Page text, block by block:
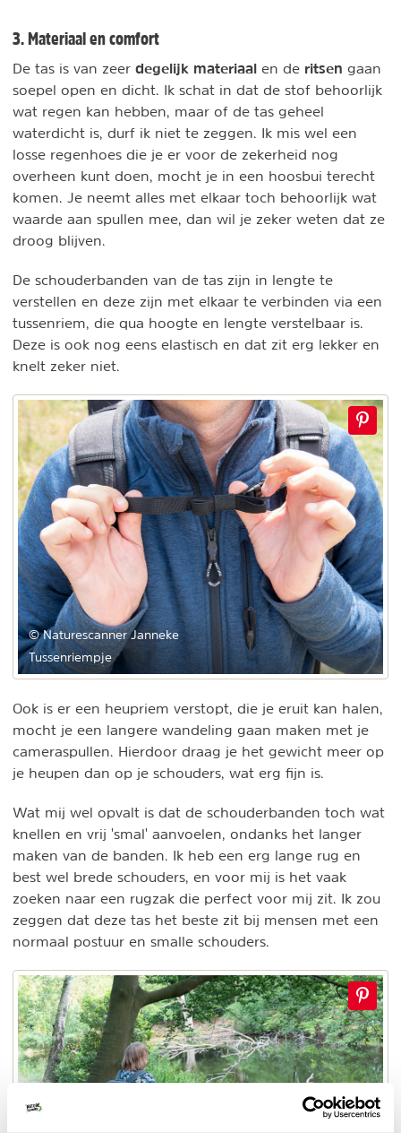
3. Materiaal en comfort
De tas is van zeer degelijk materiaal en de ritsen gaan
soepel open en dicht. Ik schat in dat de stof behoorlijk
wat regen kan hebben, maar of de tas geheel
waterdicht is, durf ik niet te zeggen. Ik mis wel een
losse regenhoes die je er voor de zekerheid nog
overheen kunt doen, mocht je in een hoosbui terecht
komen. Je neemt alles met elkaar toch behoorlijk wat
waarde aan spullen mee, dan wil je zeker weten dat ze
droog blijven.
De schouderbanden van de tas zijn in lengte te
verstellen en deze zijn met elkaar te verbinden via een
tussenriem, die qua hoogte en lengte verstelbaar is.
Deze is ook nog eens elastisch en dat zit erg lekker en
knelt zeker niet.
© Naturescanner Janneke
Tussenriempje
Ook is er een heupriem verstopt, die je eruit kan halen,
mocht je een langere wandeling gaan maken met je
cameraspullen. Hierdoor draag je het gewicht meer op
je heupen dan op je schouders, wat erg fijn is.
Wat mij wel opvalt is dat de schouderbanden toch wat
knellen en vrij 'smal' aanvoelen, ondanks het langer
maken van de banden. Ik heb een erg lange rug en
best wel brede schouders, en voor mij is het vaak
zoeken naar een rugzak die perfect voor mij zit. Ik zou
zeggen dat deze tas het beste zit bij mensen met een
normaal postuur en smalle schouders.